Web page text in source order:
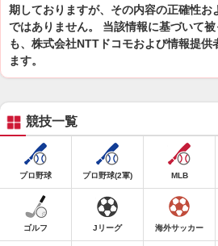
期しておりますが、その内容の正確性お
ではありません。 当該情報に基づいて
も、株式会社NTTドコモおよび情報提供
ます。
競技一覧
プロ野球 プロ野球(2軍) MLB
ゴルフ Jリーグ 海外サッカー